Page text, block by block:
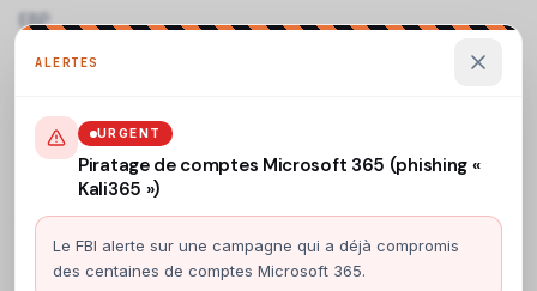
ALERTES
URGENT
Piratage de comptes Microsoft 365 (phishing «
Kali365 »)
Le FBI alerte sur une campagne qui a déjà compromis
des centaines de comptes Microsoft 365.
EBP
Programmes de formation téléchargeables
CONTACT
ACS Informatique
19 rue Camille Perdriau